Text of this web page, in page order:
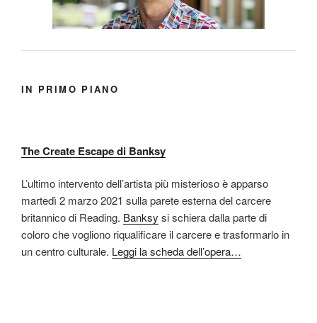
IN PRIMO PIANO
The Create Escape di Banksy
L’ultimo intervento dell’artista più misterioso è apparso
martedì 2 marzo 2021 sulla parete esterna del carcere
britannico di Reading. Banksy si schiera dalla parte di
coloro che vogliono riqualificare il carcere e trasformarlo in
un centro culturale. Leggi la scheda dell’opera…